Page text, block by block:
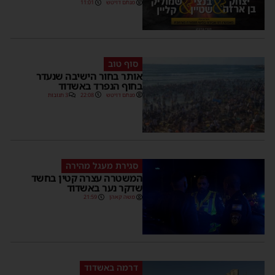
מנחם דויטש 11:01
סוף טוב
אותר בחור הישיבה שנעדר
בחוף הנפרד באשדוד
מנחם דויטש 22:08 3 תגובות
סגירת מעגל מהירה
המשטרה עצרה קטין בחשד
שדקר נער באשדוד
משה קאהן 21:59
דרמה באשדוד